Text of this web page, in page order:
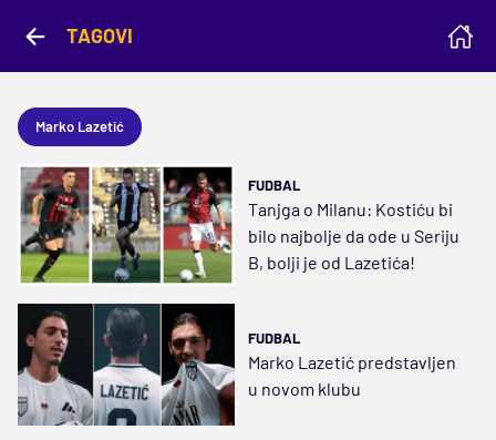
TAGOVI
Marko Lazetić
FUDBAL
Tanjga o Milanu: Kostiću bi
bilo najbolje da ode u Seriju
B, bolji je od Lazetića!
FUDBAL
Marko Lazetić predstavljen
u novom klubu